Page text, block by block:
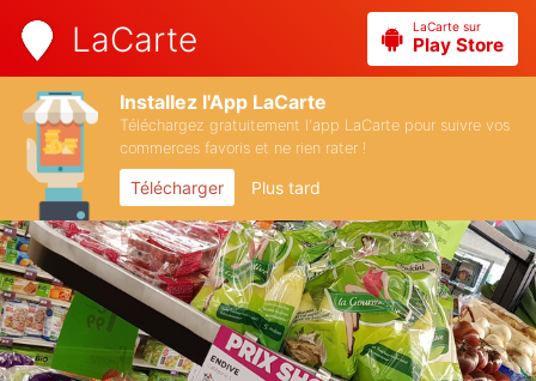
LaCarte LaCarte sur
Play Store
Installez l'App LaCarte
Téléchargez gratuitement l'app LaCarte pour suivre vos
commerces favoris et ne rien rater !
Télécharger Plus tard